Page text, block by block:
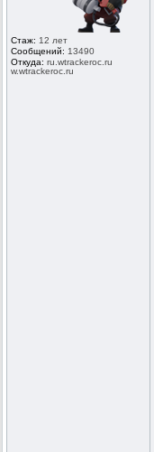
Стаж: 12 лет
Сообщений: 13490
Откуда: ru.wtrackeroc.ru
w.wtrackeroc .ru